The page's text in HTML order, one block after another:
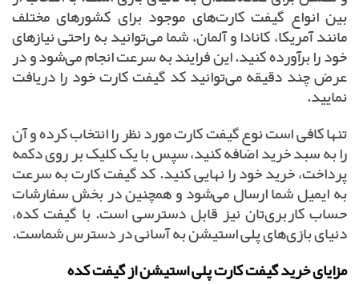
بین انواع گیفت کارت‌های موجود برای کشورهای مختلف
مانند آمریکا، کانادا و آلمان، شما می‌توانید به راحتی نیازهای
خود را برآورده کنید. این فرایند به سرعت انجام می‌شود و در
عرض چند دقیقه می‌توانید کد گیفت کارت خود را دریافت
نمایید.
تنها کافی است نوع گیفت کارت مورد نظر را انتخاب کرده و آن
را به سبد خرید اضافه کنید، سپس با یک کلیک بر روی دکمه
پرداخت، خرید خود را نهایی کنید. کد گیفت کارت به سرعت
به ایمیل شما ارسال می‌شود و همچنین در بخش سفارشات
حساب کاربری‌تان نیز قابل دسترسی است. با گیفت کده،
دنیای بازی‌های پلی استیشن به آسانی در دسترس شماست.
مزایای خرید گیفت کارت پلی استیشن از گیفت کده